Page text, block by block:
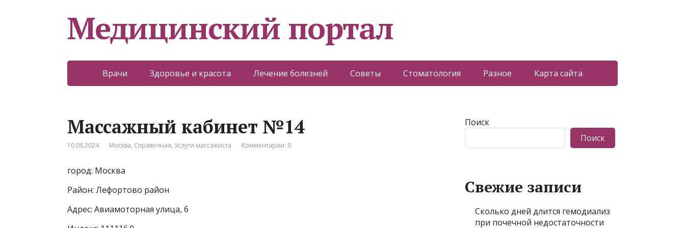
Медицинский портал
Врачи Здоровье и красота Лечение болезней Советы Стоматология Разное Карта сайта
Массажный кабинет №14
10.06.2024 Москва, Справочная, Услуги массажиста Комментарии: 0
город: Москва
Район: Лефортово район
Адрес: Авиамоторная улица, 6
Поиск
Поиск
Свежие записи
Сколько дней длится гемодиализ
при почечной недостаточности